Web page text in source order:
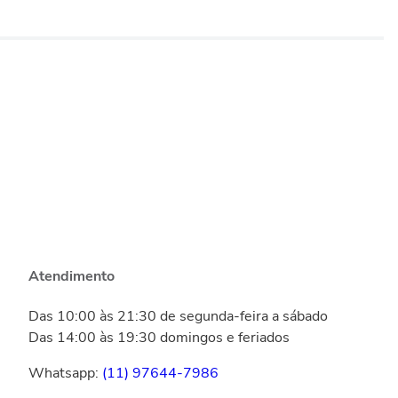
Atendimento
Das 10:00 às 21:30 de segunda-feira a sábado
Das 14:00 às 19:30 domingos e feriados
Whatsapp: (11) 97644-7986